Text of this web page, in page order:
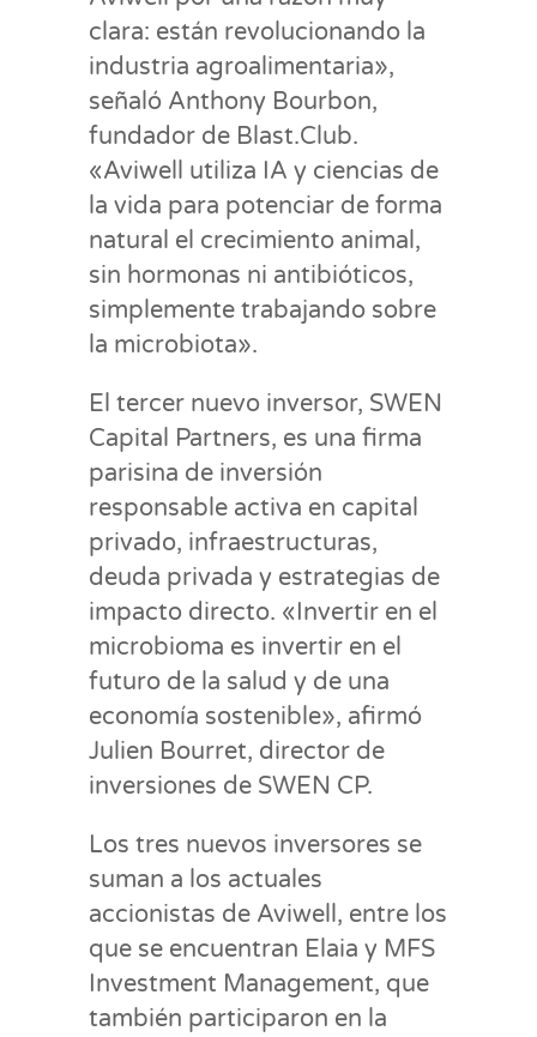
clara: están revolucionando la
industria agroalimentaria»,
señaló Anthony Bourbon,
fundador de Blast.Club.
«Aviwell utiliza IA y ciencias de
la vida para potenciar de forma
natural el crecimiento animal,
sin hormonas ni antibióticos,
simplemente trabajando sobre
la microbiota».
El tercer nuevo inversor, SWEN
Capital Partners, es una firma
parisina de inversión
responsable activa en capital
privado, infraestructuras,
deuda privada y estrategias de
impacto directo. «Invertir en el
microbioma es invertir en el
futuro de la salud y de una
economía sostenible», afirmó
Julien Bourret, director de
inversiones de SWEN CP.
Los tres nuevos inversores se
suman a los actuales
accionistas de Aviwell, entre los
que se encuentran Elaia y MFS
Investment Management, que
también participaron en la